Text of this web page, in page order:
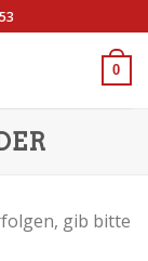
0
gib bitte